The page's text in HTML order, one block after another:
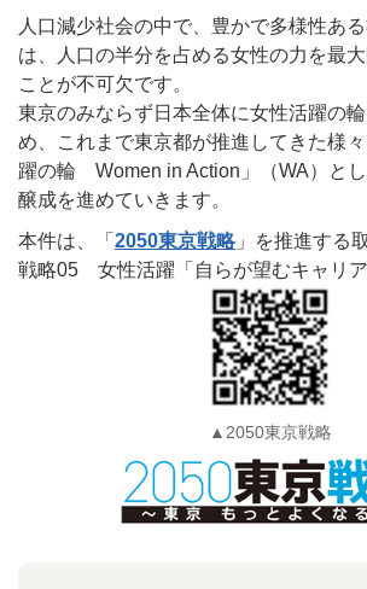
人口減少社会の中で、豊かで多様性あ
は、人口の半分を占める女性の力を最
ことが不可欠です。
東京のみならず日本全体に女性活躍の
め、これまで東京都が推進してきた様
躍の輪 Women in Action」（WA）と
醸成を進めていきます。
本件は、「 2050東京戦略」を推進する
戦略05 女性活躍「自らが望むキャリア
▲2050東京戦略